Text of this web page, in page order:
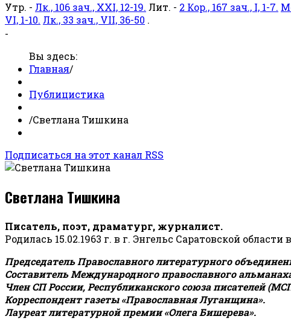
Утр. - Лк., 106 зач., XXI, 12-19. Лит. - 2 Кор., 167 зач., I, 1-7.
VI, 1-10. Лк., 33 зач., VII, 36-50 .
-
Вы здесь:
Главная/
Публицистика
/Светлана Тишкина
Подписаться на этот канал RSS
Светлана Тишкина
Писатель, поэт, драматург, журналист.
Родилась 15.02.1963 г. в г. Энгельс Саратовской
Председатель Православного литературного
Составитель Международного православного
Член СП России, Республиканского союза писателей
Корреспондент газеты «Православная Луганщина».
Лауреат литературной премии «Олега Бишерева».